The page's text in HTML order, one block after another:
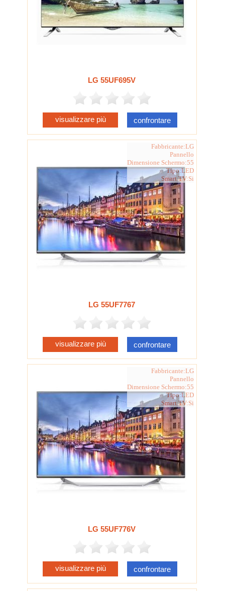
LG 55UF695V
visualizzare più confrontare
Fabbricante:LG
Pannello
Dimensione Schermo:55
Tipo:LED
Smart TV:Si
LG 55UF7767
visualizzare più confrontare
Fabbricante:LG
Pannello
Dimensione Schermo:55
Tipo:LED
Smart TV:Si
LG 55UF776V
visualizzare più confrontare